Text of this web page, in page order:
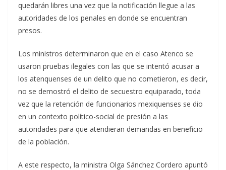
quedarán libres una vez que la notificación llegue a las
autoridades de los penales en donde se encuentran
presos.
Los ministros determinaron que en el caso Atenco se
usaron pruebas ilegales con las que se intentó acusar a
los atenquenses de un delito que no cometieron, es decir,
no se demostró el delito de secuestro equiparado, toda
vez que la retención de funcionarios mexiquenses se dio
en un contexto político-social de presión a las
autoridades para que atendieran demandas en beneficio
de la población.
A este respecto, la ministra Olga Sánchez Cordero apuntó